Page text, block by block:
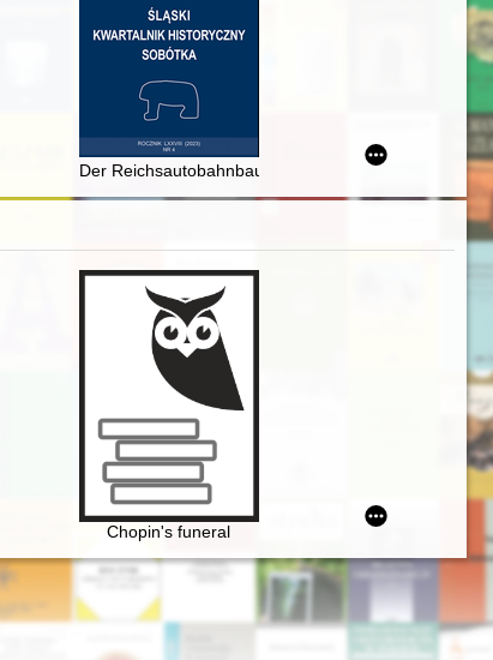
źródłowe w Archiwum Państwowym w Poznaniu
1972 r., zmarł Michał Choromański
: drogi do niepodległości w korespondencji i
Der Reichsautobahnbau in Schlesien 1933-1943 =
ChopinaChopin's funeral